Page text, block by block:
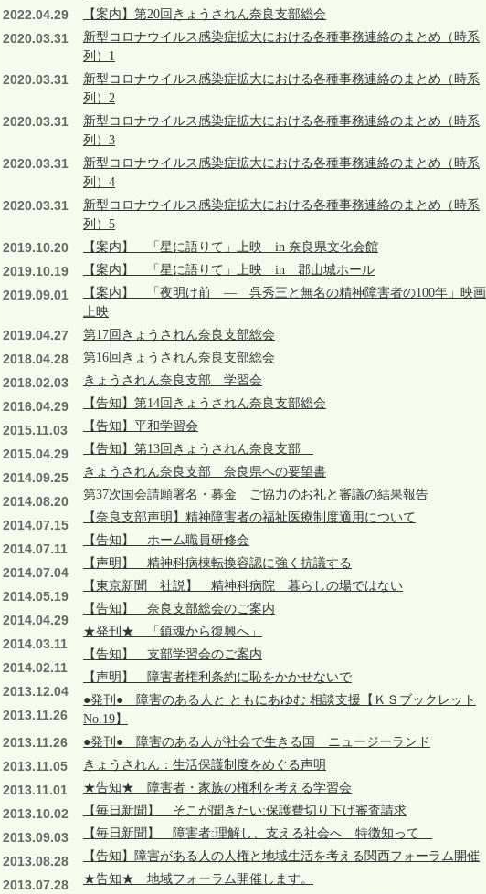
2022.04.29 【案内】第20回きょうされん奈良支部総会
2020.03.31
新型コロナウイルス感染症拡大における各種事務連絡のまとめ（時系
列）1
2020.03.31
新型コロナウイルス感染症拡大における各種事務連絡のまとめ（時系
列）2
2020.03.31
新型コロナウイルス感染症拡大における各種事務連絡のまとめ（時系
列）3
2020.03.31
新型コロナウイルス感染症拡大における各種事務連絡のまとめ（時系
列）4
2020.03.31
新型コロナウイルス感染症拡大における各種事務連絡のまとめ（時系
列）5
2019.10.20 【案内】 「星に語りて」上映 in 奈良県文化会館
2019.10.19 【案内】 「星に語りて」上映 in 郡山城ホール
2019.09.01
【案内】 「夜明け前 ― 呉秀三と無名の精神障害者の100年」映画
上映
2019.04.27 第17回きょうされん奈良支部総会
2018.04.28 第16回きょうされん奈良支部総会
2018.02.03 きょうされん奈良支部 学習会
2016.04.29 【告知】第14回きょうされん奈良支部総会
2015.11.03 【告知】平和学習会
2015.04.29 【告知】第13回きょうされん奈良支部
2014.09.25 きょうされん奈良支部 奈良県への要望書
2014.08.20 第37次国会請願署名・募金 ご協力のお礼と審議の結果報告
2014.07.15
【奈良支部声明】精神障害者の福祉医療制度適用について
2014.07.11
【告知】 ホーム職員研修会
2014.07.04
【声明】 精神科病棟転換容認に強く抗議する
2014.05.19
【東京新聞 社説】 精神科病院 暮らしの場ではない
2014.04.29
【告知】 奈良支部総会のご案内
2014.03.11
★発刊★ 「鎮魂から復興へ」
2014.02.11
【告知】 支部学習会のご案内
2013.12.04
【声明】 障害者権利条約に恥をかかせないで
2013.11.26
●発刊● 障害のある人と ともにあゆむ 相談支援【ＫＳブックレット
No.19】
2013.11.26 ●発刊● 障害のある人が社会で生きる国 ニュージーランド
2013.11.05 きょうされん：生活保護制度をめぐる声明
2013.11.01 ★告知★ 障害者・家族の権利を考える学習会
2013.10.02 【毎日新聞】 そこが聞きたい:保護費切り下げ審査請求
2013.09.03 【毎日新聞】 障害者:理解し、支える社会へ 特徴知って
2013.08.28 【告知】障害がある人の人権と地域生活を考える関西フォーラム開催
2013.07.28 ★告知★ 地域フォーラム開催します。